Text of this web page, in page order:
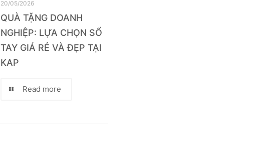
20/05/2026
QUÀ TẶNG DOANH
NGHIỆP: LỰA CHỌN SỔ
TAY GIÁ RẺ VÀ ĐẸP TẠI
KAP
Read more